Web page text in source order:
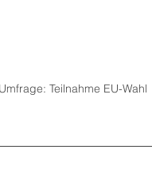
Teilnahme EU-Wahl